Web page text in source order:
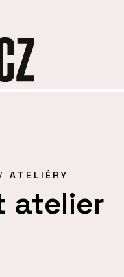
ATELIÉRY
atelier